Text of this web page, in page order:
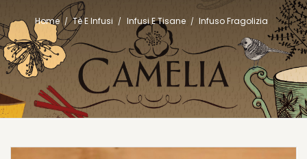
Home Tè E Infusi Infusi E Tisane Infuso Fragolizia